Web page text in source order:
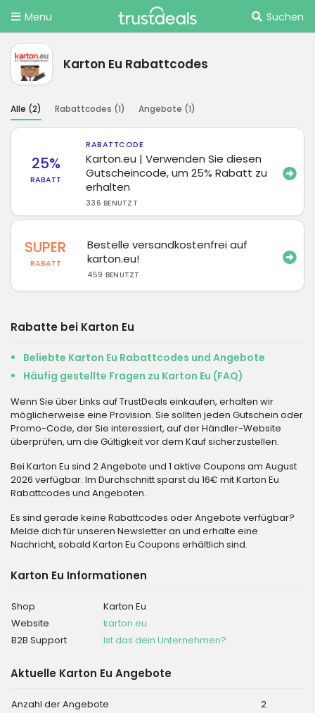
Menu Suchen
Karton Eu Rabattcodes
Alle (2) Rabattcodes (1) Angebote (1)
25%
RABATT
RABATTCODE
Karton.eu | Verwenden Sie diesen
Gutscheincode, um 25% Rabatt zu
erhalten
336 BENUTZT
SUPER
RABATT
Bestelle versandkostenfrei auf
karton.eu!
459 BENUTZT
Rabatte bei Karton Eu
Beliebte Karton Eu Rabattcodes und Angebote
Häufig gestellte Fragen zu Karton Eu (FAQ)
Wenn Sie über Links auf TrustDeals einkaufen, erhalten wir
möglicherweise eine Provision. Sie sollten jeden Gutschein oder
Promo-Code, der Sie interessiert, auf der Händler-Website
überprüfen, um die Gültigkeit vor dem Kauf sicherzustellen.
Bei Karton Eu sind 2 Angebote und 1 aktive Coupons am August
2026 verfügbar. Im Durchschnitt sparst du 16€ mit Karton Eu
Rabattcodes und Angeboten.
Es sind gerade keine Rabattcodes oder Angebote verfügbar?
Melde dich für unseren Newsletter an und erhalte eine
Nachricht, sobald Karton Eu Coupons erhältlich sind.
Karton Eu Informationen
Shop
Karton Eu
Website
karton.eu
B2B Support
Ist das dein Unternehmen?
Aktuelle Karton Eu Angebote
Anzahl der Angebote
2